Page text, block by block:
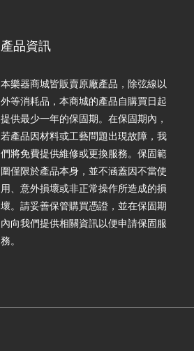
產品資訊
本樂器商城皆販賣原廠產品，除弦線以
外等消耗品，本商城的產品自購買日起
提供最少一年的保固期。在保固期內，
若產品因材料或工藝問題出現故障，我
們將免費提供維修或更換服務。保固範
圍僅限於產品本身，並不涵蓋因不當使
用、意外損壞或非正常操作所造成的損
壞。請妥善保管購買憑證，並在保固期
內向我們提供相關資訊以便申請保固服
務。